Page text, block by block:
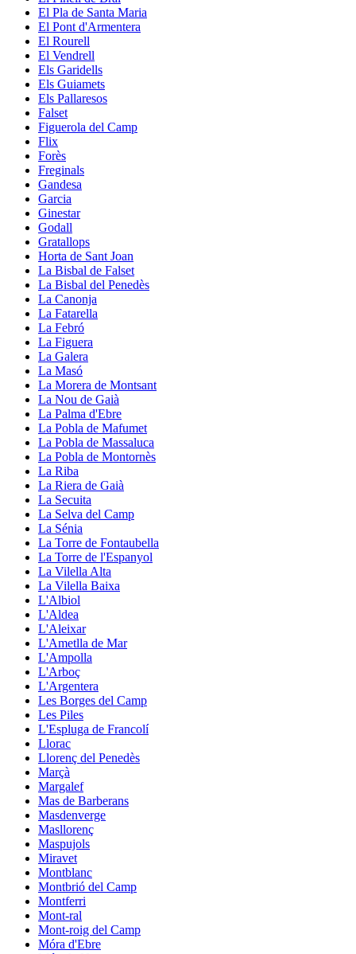
El Pla de Santa Maria
El Pont d'Armentera
El Rourell
El Vendrell
Els Garidells
Els Guiamets
Els Pallaresos
Falset
Figuerola del Camp
Flix
Forès
Freginals
Gandesa
Garcia
Ginestar
Godall
Gratallops
Horta de Sant Joan
La Bisbal de Falset
La Bisbal del Penedès
La Canonja
La Fatarella
La Febró
La Figuera
La Galera
La Masó
La Morera de Montsant
La Nou de Gaià
La Palma d'Ebre
La Pobla de Mafumet
La Pobla de Massaluca
La Pobla de Montornès
La Riba
La Riera de Gaià
La Secuita
La Selva del Camp
La Sénia
La Torre de Fontaubella
La Torre de l'Espanyol
La Vilella Alta
La Vilella Baixa
L'Albiol
L'Aldea
L'Aleixar
L'Ametlla de Mar
L'Ampolla
L'Arboç
L'Argentera
Les Borges del Camp
Les Piles
L'Espluga de Francolí
Llorac
Llorenç del Penedès
Marçà
Margalef
Mas de Barberans
Masdenverge
Masllorenç
Maspujols
Miravet
Montblanc
Montbrió del Camp
Montferri
Mont-ral
Mont-roig del Camp
Móra d'Ebre